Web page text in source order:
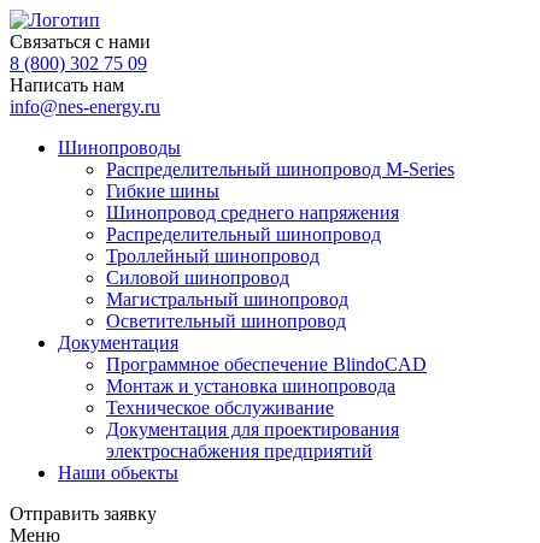
Связаться с нами
8 (800) 302 75 09
Написать нам
info@nes-energy.ru
Шинопроводы
Распределительный шинопровод M-Series
Гибкие шины
Шинопровод среднего напряжения
Распределительный шинопровод
Троллейный шинопровод
Силовой шинопровод
Магистральный шинопровод
Осветительный шинопровод
Документация
Программное обеспечение BlindoCAD
Монтаж и установка шинопровода
Техническое обслуживание
Документация для проектирования
электроснабжения предприятий
Наши обьекты
Отправить заявку
Меню